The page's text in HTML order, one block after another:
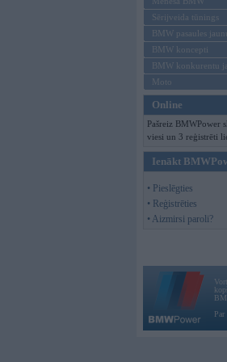
Sērijveida tūnings
BMW pasaules
BMW koncepti
BMW konkurentu
Moto
Online
Pašreiz BMWPower
viesi un 3 reģistrēti
Ienākt
• Pieslēgties
• Reģistrēties
• Aizmirsi paroli?
Par